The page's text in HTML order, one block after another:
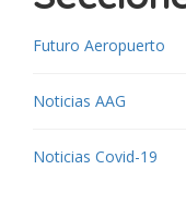
Futuro Aeropuerto
Noticias AAG
Noticias Covid-19